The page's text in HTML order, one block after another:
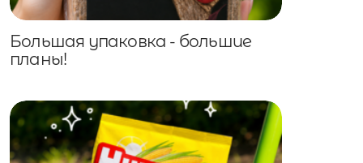
Большая упаковка - большие
планы!